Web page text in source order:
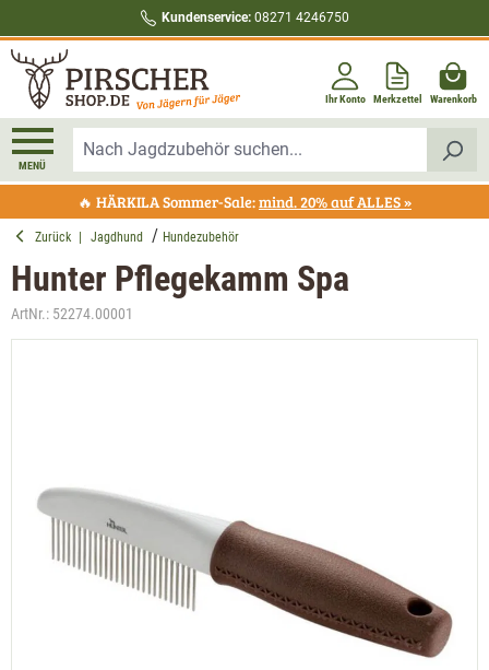
Kundenservice: 08271 4246750
Ihr Konto Merkzettel Warenkorb
MENÜ
🔥 HÄRKILA Sommer-Sale:mind. 20% auf ALLES »
Zurück Jagdhund Hundezubehör
Hunter Pflegekamm Spa
ArtNr.: 52274.00001